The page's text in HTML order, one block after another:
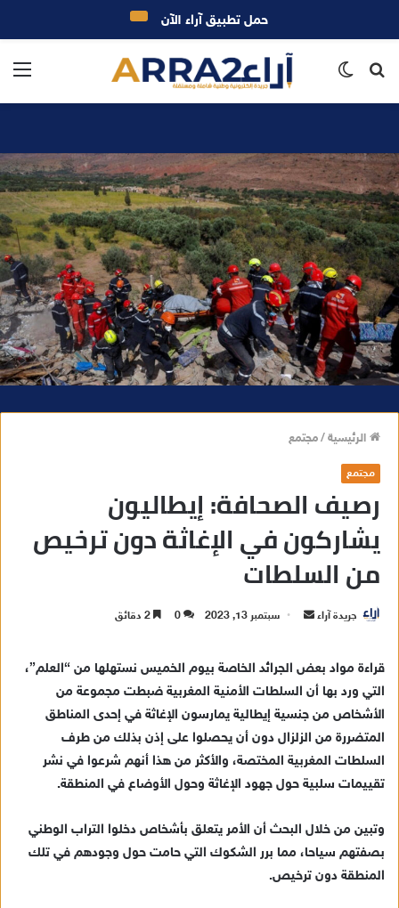
بحث
الرئيسية/مجتمع
مجتمع
رصيف الصحافة: إيطاليون
يشاركون في الإغاثة دون ترخيص
من السلطات
جريدة آراء
ي
د
ا
ك
ت
سبتمبر 13, 2023 0
قراءة مواد بعض الجرائد الخاصة بيوم الخميس نستهلها من “العلم”،
التي ورد بها أن السلطات الأمنية المغربية ضبطت مجموعة من
الأشخاص من جنسية إيطالية يمارسون الإغاثة في إحدى المناطق
المتضررة من الزلزال دون أن يحصلوا على إذن بذلك من طرف
السلطات المغربية المختصة، والأكثر من هذا أنهم شرعوا في نشر
تقييمات سلبية حول جهود الإغاثة وحول الأوضاع في المنطقة.
وتبين من خلال البحث أن الأمر يتعلق بأشخاص دخلوا التراب الوطني
بصفتهم سياحا، مما برر الشكوك التي حامت حول وجودهم في تلك
المنطقة دون ترخيص.
حمل تطبيق آراء الآن